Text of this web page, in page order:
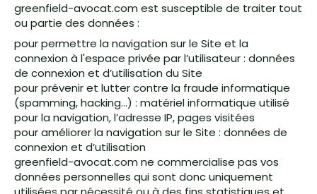
greenfield-avocat.com est susceptible de traiter tout
ou partie des données :
pour permettre la navigation sur le Site et la
connexion à l'espace privée par l’utilisateur : données
de connexion et d’utilisation du Site
pour prévenir et lutter contre la fraude informatique
(spamming, hacking…) : matériel informatique utilisé
pour la navigation, l’adresse IP, pages visitées
pour améliorer la navigation sur le Site : données de
connexion et d’utilisation
greenfield-avocat.com ne commercialise pas vos
données personnelles qui sont donc uniquement